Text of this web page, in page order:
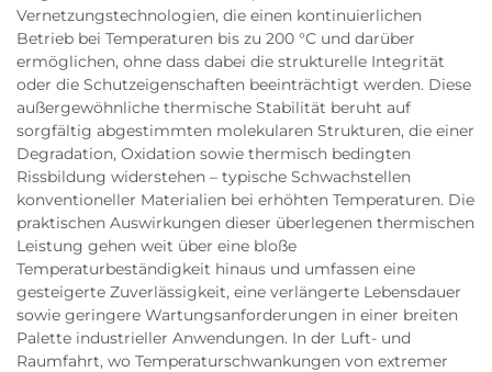
Vernetzungstechnologien, die einen kontinuierlichen
Betrieb bei Temperaturen bis zu 200 °C und darüber
ermöglichen, ohne dass dabei die strukturelle Integrität
oder die Schutzeigenschaften beeinträchtigt werden. Diese
außergewöhnliche thermische Stabilität beruht auf
sorgfältig abgestimmten molekularen Strukturen, die einer
Degradation, Oxidation sowie thermisch bedingten
Rissbildung widerstehen – typische Schwachstellen
konventioneller Materialien bei erhöhten Temperaturen. Die
praktischen Auswirkungen dieser überlegenen thermischen
Leistung gehen weit über eine bloße
Temperaturbeständigkeit hinaus und umfassen eine
gesteigerte Zuverlässigkeit, eine verlängerte Lebensdauer
sowie geringere Wartungsanforderungen in einer breiten
Palette industrieller Anwendungen. In der Luft- und
Raumfahrt, wo Temperaturschwankungen von extremer